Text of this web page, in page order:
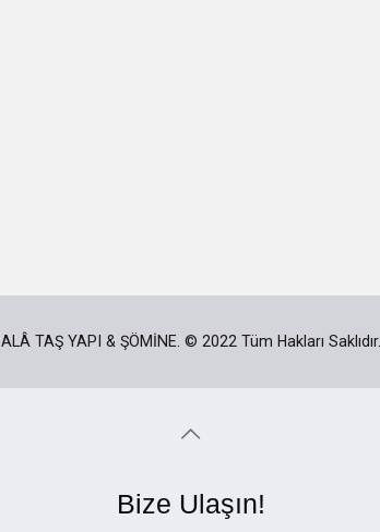
ALÂ TAŞ YAPI & ŞÖMİNE. © 2022 Tüm Hakları Saklıdır.
Bize Ulaşın!